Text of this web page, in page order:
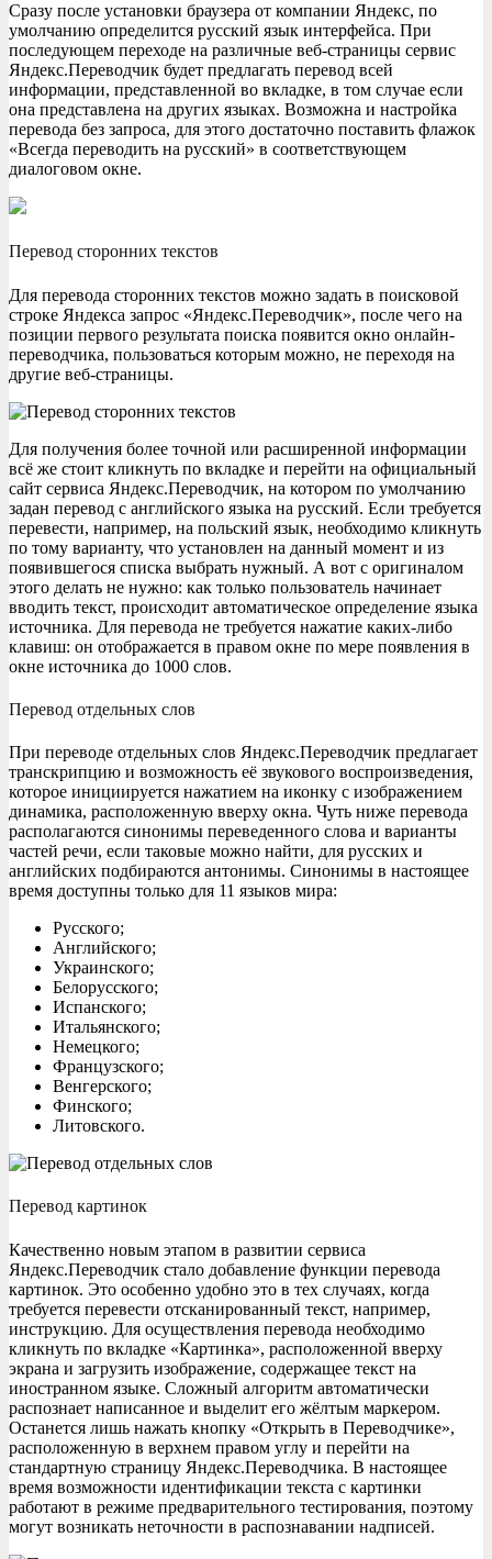
Сразу после установки браузера от компании Яндекс, по
умолчанию определится русский язык интерфейса. При
последующем переходе на различные веб-страницы сервис
Яндекс.Переводчик будет предлагать перевод всей
информации, представленной во вкладке, в том случае если
она представлена на других языках. Возможна и настройка
перевода без запроса, для этого достаточно поставить флажок
«Всегда переводить на русский» в соответствующем
диалоговом окне.
Перевод сторонних текстов
Для перевода сторонних текстов можно задать в поисковой
строке Яндекса запрос «Яндекс.Переводчик», после чего на
позиции первого результата поиска появится окно онлайн-
переводчика, пользоваться которым можно, не переходя на
другие веб-страницы.
Для получения более точной или расширенной информации
всё же стоит кликнуть по вкладке и перейти на официальный
сайт сервиса Яндекс.Переводчик, на котором по умолчанию
задан перевод с английского языка на русский. Если требуется
перевести, например, на польский язык, необходимо кликнуть
по тому варианту, что установлен на данный момент и из
появившегося списка выбрать нужный. А вот с оригиналом
этого делать не нужно: как только пользователь начинает
вводить текст, происходит автоматическое определение языка
источника. Для перевода не требуется нажатие каких-либо
клавиш: он отображается в правом окне по мере появления в
окне источника до 1000 слов.
Перевод отдельных слов
При переводе отдельных слов Яндекс.Переводчик предлагает
транскрипцию и возможность её звукового воспроизведения,
которое инициируется нажатием на иконку с изображением
динамика, расположенную вверху окна. Чуть ниже перевода
располагаются синонимы переведенного слова и варианты
частей речи, если таковые можно найти, для русских и
английских подбираются антонимы. Синонимы в настоящее
время доступны только для 11 языков мира:
Русского;
Английского;
Украинского;
Белорусского;
Испанского;
Итальянского;
Немецкого;
Французского;
Венгерского;
Финского;
Литовского.
Перевод картинок
Качественно новым этапом в развитии сервиса
Яндекс.Переводчик стало добавление функции перевода
картинок. Это особенно удобно это в тех случаях, когда
требуется перевести отсканированный текст, например,
инструкцию. Для осуществления перевода необходимо
кликнуть по вкладке «Картинка», расположенной вверху
экрана и загрузить изображение, содержащее текст на
иностранном языке. Сложный алгоритм автоматически
распознает написанное и выделит его жёлтым маркером.
Останется лишь нажать кнопку «Открыть в Переводчике»,
расположенную в верхнем правом углу и перейти на
стандартную страницу Яндекс.Переводчика. В настоящее
время возможности идентификации текста с картинки
работают в режиме предварительного тестирования, поэтому
могут возникать неточности в распознавании надписей.